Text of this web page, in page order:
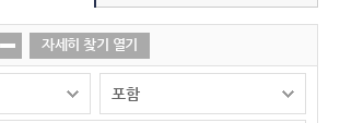
자세히 찾기 열기